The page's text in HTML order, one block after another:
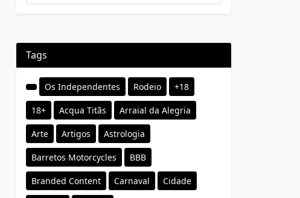
Tags
Os Independentes Rodeio +18
18+ Acqua Titãs Arraial da Alegria
Arte Artigos Astrologia
Barretos Motorcycles BBB
Branded Content Carnaval Cidade